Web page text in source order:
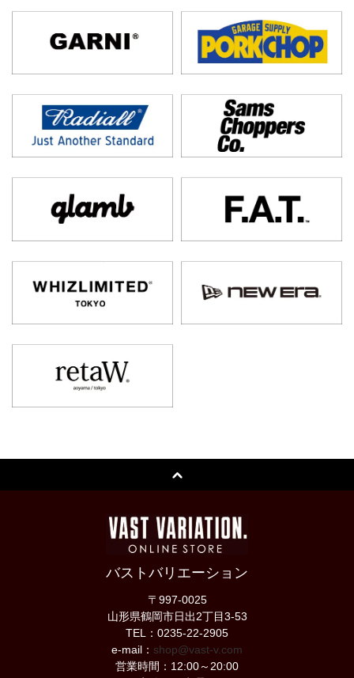
バストバリエーション
〒997-0025
山形県鶴岡市日出2丁目3-53
TEL：0235-22-2905
e-mail： shop@vast-v.com
営業時間：12:00～20:00